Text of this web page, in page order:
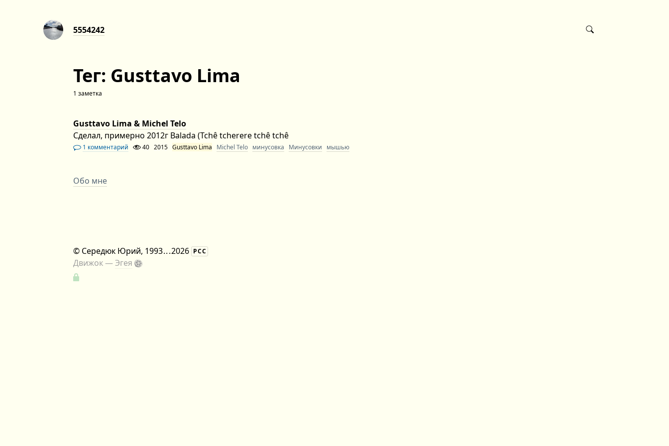
5554242
Тег: Gusttavo Lima
1 заметка
Gusttavo Lima & Michel Telo
Сделал, примерно 2012г Balada (Tchê tcherere tchê tchê
1 комментарий 40 2015 Gusttavo Lima Michel Telo минусовка Минусовки мышью
Обо мне
© Середюк Юрий, 1993...2026 РСС
Движок —Эгея